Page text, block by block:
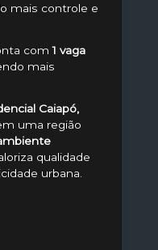
mais controle e
com1 vaga
mais
Caiapó,
uma região
qualidade
urbana.